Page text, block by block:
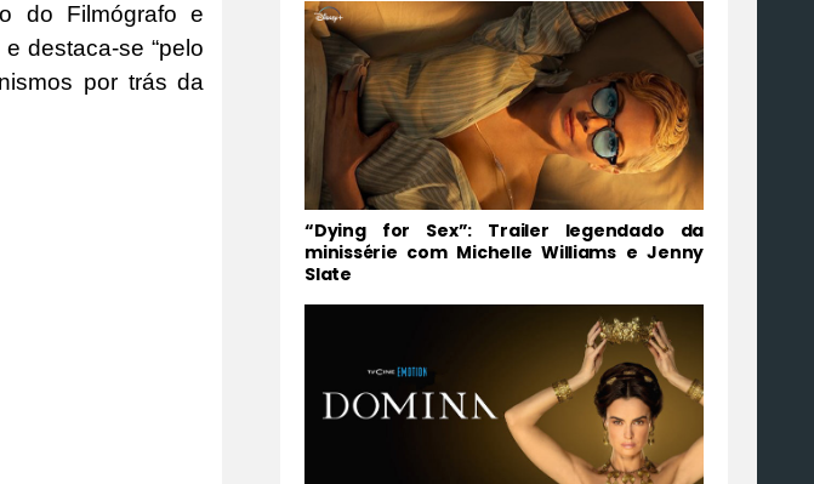
do Filmógrafo e
destaca-se “pelo
por trás da
“Dying for Sex”: Trailer legendado da
minissérie com Michelle Williams e Jenny
Slate